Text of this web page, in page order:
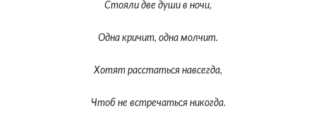
Стояли две души в ночи,
Одна кричит, одна молчит.
Хотят расстаться навсегда,
Чтоб не встречаться никогда.